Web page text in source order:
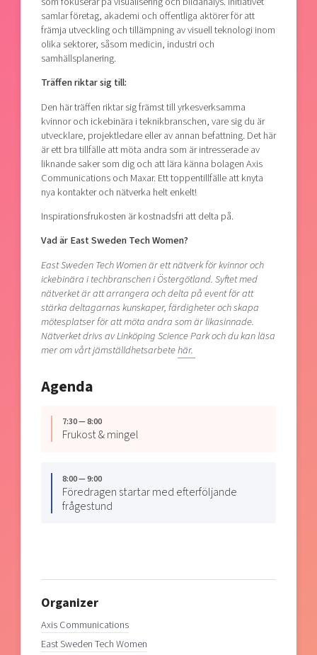
samlar företag, akademi och offentliga aktörer för att
främja utveckling och tillämpning av visuell teknologi inom
olika sektorer, såsom medicin, industri och
samhällsplanering.
Träffen riktar sig till:
Den här träffen riktar sig främst till yrkesverksamma
kvinnor och ickebinära i teknikbranschen, vare sig du är
utvecklare, projektledare eller av annan befattning. Det här
är ett bra tillfälle att möta andra som är intresserade av
liknande saker som dig och att lära känna bolagen Axis
Communications och Maxar. Ett toppentillfälle att knyta
nya kontakter och nätverka helt enkelt!
Inspirationsfrukosten är kostnadsfri att delta på.
Vad är East Sweden Tech Women?
East Sweden Tech Women är ett nätverk för kvinnor och
ickebinära i techbranschen i Östergötland. Syftet med
nätverket är att arrangera och delta på event för att
stärka deltagarnas kunskaper, färdigheter och skapa
mötesplatser för att möta andra som är likasinnade.
Nätverket drivs av Linköping Science Park och du kan läsa
mer om vårt jämställdhetsarbetehär.
Agenda
7:30 — 8:00
Frukost & mingel
8:00 — 9:00
Föredragen startar med efterföljande
frågestund
Organizer
Axis Communications
East Sweden Tech Women